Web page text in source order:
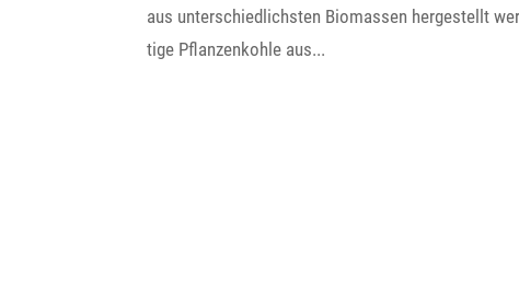
aus unter­schied­lichsten Biomassen herge­stellt
tige Pflan­zen­kohle aus...